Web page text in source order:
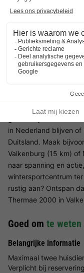
Er zijn veel leuke
koken in je eigen
voorzien. In
kerstmarkten in de
Omgeving
Summio Vakantiepark
op 5 kilometer van
in Nederland blijven of
Duitsland. Maak
Valkenburg (15 km) of
naar spanning en
wintersportcentrum
rustig aan? Ontspan
Thermae 2000 in
Goed om te weten
Belangrijke informatie
Maximaal twee
Verplicht bij